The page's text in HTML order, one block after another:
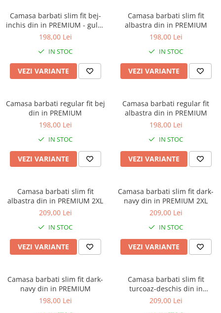
Camasa barbati slim fit bej-
inchis din in PREMIUM - guler
tunica
198,00 Lei
IN STOC
VEZI VARIANTE
Camasa barbati slim fit
albastra din in PREMIUM
198,00 Lei
IN STOC
VEZI VARIANTE
Camasa barbati regular fit bej
din in PREMIUM
198,00 Lei
IN STOC
VEZI VARIANTE
Camasa barbati regular fit
albastra din in PREMIUM
198,00 Lei
IN STOC
VEZI VARIANTE
Camasa barbati slim fit
albastra din in PREMIUM 2XL
209,00 Lei
IN STOC
VEZI VARIANTE
Camasa barbati slim fit dark-
navy din in PREMIUM 2XL
209,00 Lei
IN STOC
VEZI VARIANTE
Camasa barbati slim fit dark-
navy din in PREMIUM
198,00 Lei
Camasa barbati slim fit
turcoaz-deschis din in
PREMIUM - 2XL
209,00 Lei